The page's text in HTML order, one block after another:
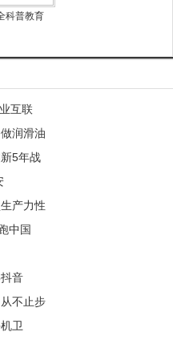
科普教育
互联
润滑油
5年战
产力性
中国
音
不止步
卫